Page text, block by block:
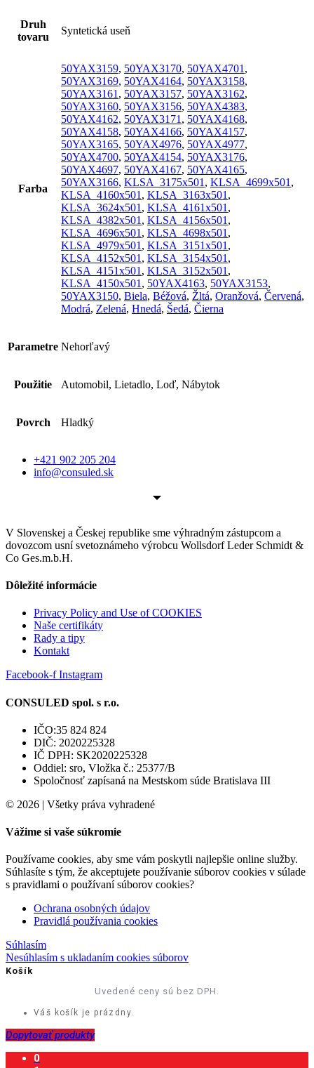
Druh
tovaru
Syntetická useň
Farba
50YAX3159, 50YAX3170, 50YAX4701 ,
50YAX3169, 50YAX4164, 50YAX3158,
50YAX3161 , 50YAX3157, 50YAX3162,
50YAX3160, 50YAX3156, 50YAX4383,
50YAX4162, 50YAX3171 , 50YAX4168,
50YAX4158, 50YAX4166, 50YAX4157,
50YAX3165, 50YAX4976, 50YAX4977,
50YAX4700, 50YAX4154, 50YAX3176,
50YAX4697, 50YAX4167, 50YAX4165,
50YAX3166, KLSA_3175x501 , KLSA_4699x501 ,
KLSA_4160x501 , KLSA_3163x501 ,
KLSA_3624x501 , KLSA_4161x501 ,
KLSA_4382x501 , KLSA_4156x501 ,
KLSA_4696x501 , KLSA_4698x501 ,
KLSA_4979x501 , KLSA_3151x501 ,
KLSA_4152x501 , KLSA_3154x501 ,
KLSA_4151x501 , KLSA_3152x501 ,
KLSA_4150x501 , 50YAX4163, 50YAX3153,
50YAX3150, Biela, Béžová, Žltá, Oranžová, Červená,
Modrá, Zelená, Hnedá, Šedá, Čierna
Parametre Nehorľavý
Použitie Automobil, Lietadlo, Loď, Nábytok
Povrch Hladký
+421 902 205 204
info@consuled.sk
V Slovenskej a Českej republike sme výhradným zástupcom a
dovozcom usní svetoznámeho výrobcu Wollsdorf Leder Schmidt &
Co Ges.m.b.H.
Dôležité informácie
Privacy Policy and Use of COOKIES
Naše certifikáty
Rady a tipy
Kontakt
Facebook-f Instagram
CONSULED spol. s r.o.
IČO:35 824 824
DIČ: 2020225328
IČ DPH: SK2020225328
Oddiel: sro, Vložka č.: 25377/B
Spoločnosť zapísaná na Mestskom súde Bratislava III
© 2026 | Všetky práva vyhradené
Vážime si vaše súkromie
Používame cookies, aby sme vám poskytli najlepšie online služby.
Súhlasíte s tým, že akceptujete používanie súborov cookies v súlade
s pravidlami o používaní súborov cookies?
Ochrana osobných údajov
Pravidlá používania cookies
Súhlasím
Nesúhlasím s ukladaním cookies súborov
Košík
Uvedené ceny sú bez DPH.
Váš košík je prázdny.
Dopytovať produkty
0